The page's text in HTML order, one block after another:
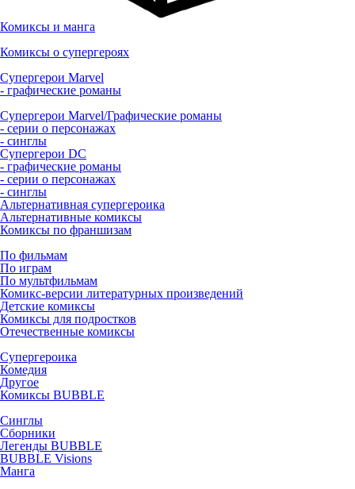
Комиксы и манга
Комиксы о супергероях
Супергерои Marvel
- графические романы
Супергерои Marvel/Графические романы
- серии о персонажах
- синглы
Супергерои DC
- графические романы
- серии о персонажах
- синглы
Альтернативная супергероика
Альтернативные комиксы
Комиксы по франшизам
По фильмам
По играм
По мультфильмам
Комикс-версии литературных произведений
Детские комиксы
Комиксы для подростков
Отечественные комиксы
Супергероика
Комедия
Другое
Комиксы BUBBLE
Синглы
Сборники
Легенды BUBBLE
BUBBLE Visions
Манга